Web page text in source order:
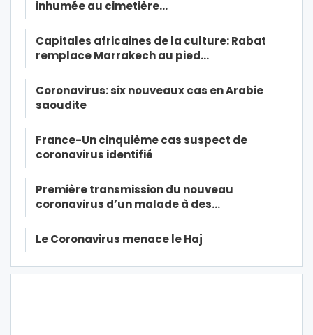
inhumée au cimetière…
Capitales africaines de la culture: Rabat
remplace Marrakech au pied…
Coronavirus: six nouveaux cas en Arabie
saoudite
France-Un cinquième cas suspect de
coronavirus identifié
Première transmission du nouveau
coronavirus d’un malade à des…
Le Coronavirus menace le Haj